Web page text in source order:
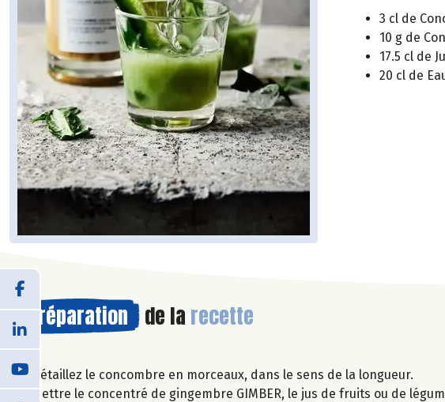
3 cl de
10 g de
17.5 cl de
20 cl de
Préparation de la recette
Détaillez le concombre en morceaux, dans le sens de la longueur.
Mettre le concentré de gingembre GIMBER, le jus de fruits ou de